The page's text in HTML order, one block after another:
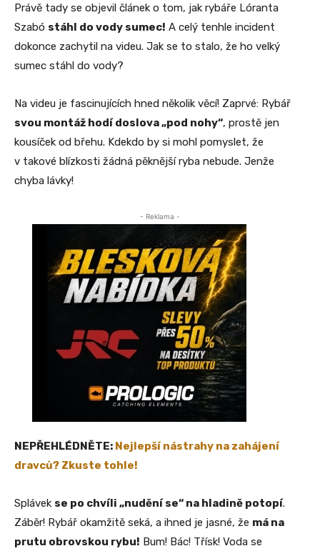
Právě tady se objevil článek o tom, jak rybáře Lóranta
Szabó stáhl do vody sumec! A celý tenhle incident
dokonce zachytil na videu. Jak se to stalo, že ho velký
sumec stáhl do vody?
Na videu je fascinujících hned několik věcí! Zaprvé: Rybář
svou montáž hodí doslova „pod nohy“, prostě jen
kousíček od břehu. Kdekdo by si mohl pomyslet, že
v takové blízkosti žádná pěknější ryba nebude. Jenže
chyba lávky!
- Reklama -
NEPŘEHLÉDNĚTE: Nejlepší nástrahy na zahájení
dravců? Zkuste tohle!
Splávek se po chvíli „nudění se“ na hladině potopí.
Záběr! Rybář okamžitě seká, a ihned je jasné, že má na
prutu obrovskou rybu! Bum! Bác! Třísk! Voda se